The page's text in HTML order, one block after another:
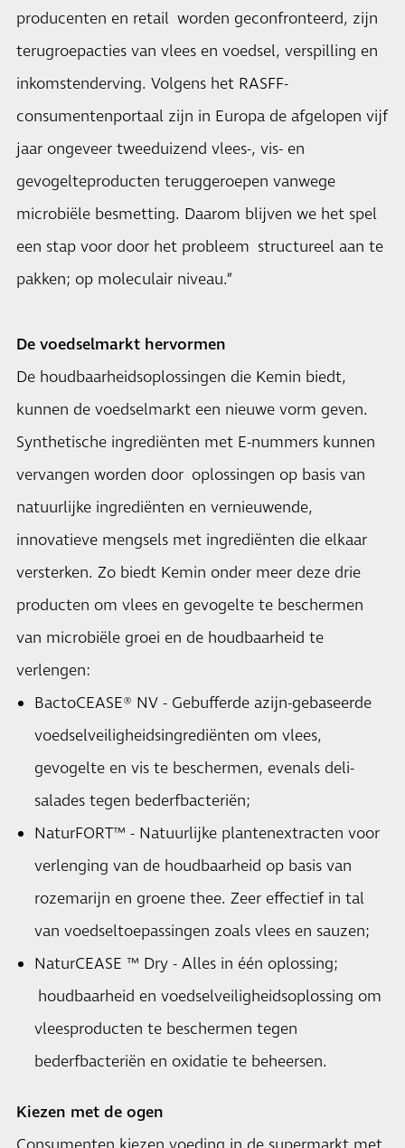
producenten en retail worden geconfronteerd, zijn
terugroepacties van vlees en voedsel, verspilling en
inkomstenderving. Volgens het RASFF-
consumentenportaal zijn in Europa de afgelopen vijf
jaar ongeveer tweeduizend vlees-, vis- en
gevogelteproducten teruggeroepen vanwege
microbiële besmetting. Daarom blijven we het spel
een stap voor door het probleem structureel aan te
pakken; op moleculair niveau.”
De voedselmarkt hervormen
De houdbaarheidsoplossingen die Kemin biedt,
kunnen de voedselmarkt een nieuwe vorm geven.
Synthetische ingrediënten met E-nummers kunnen
vervangen worden door oplossingen op basis van
natuurlijke ingrediënten en vernieuwende,
innovatieve mengsels met ingrediënten die elkaar
versterken. Zo biedt Kemin onder meer deze drie
producten om vlees en gevogelte te beschermen
van microbiële groei en de houdbaarheid te
verlengen:
BactoCEASE® NV - Gebufferde azijn-gebaseerde
voedselveiligheidsingrediënten om vlees,
gevogelte en vis te beschermen, evenals deli-
salades tegen bederfbacteriën;
NaturFORT™ - Natuurlijke plantenextracten voor
verlenging van de houdbaarheid op basis van
rozemarijn en groene thee. Zeer effectief in tal
van voedseltoepassingen zoals vlees en sauzen;
NaturCEASE ™ Dry - Alles in één oplossing;
houdbaarheid en voedselveiligheidsoplossing om
vleesproducten te beschermen tegen
bederfbacteriën en oxidatie te beheersen.
Kiezen met de ogen